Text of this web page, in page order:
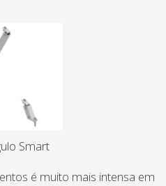
Smart
é muito mais intensa em